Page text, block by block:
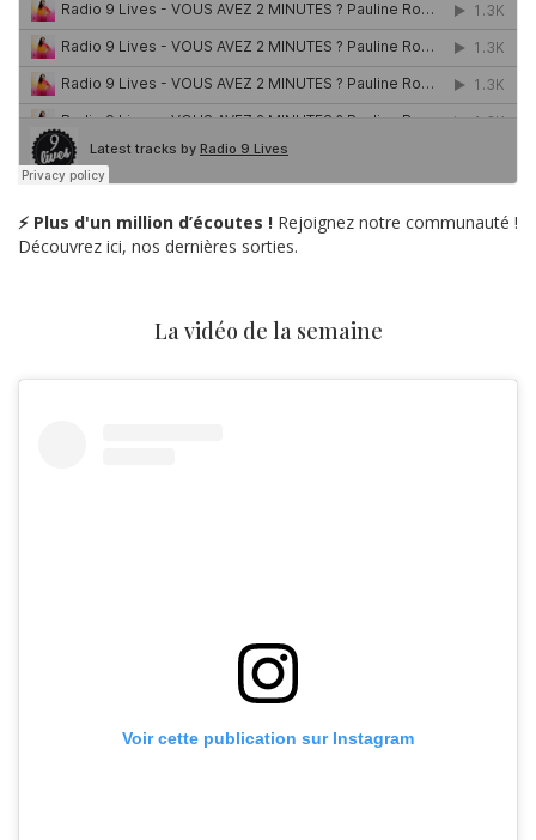
⚡ Plus d'un million d’écoutes ! Rejoignez notre communauté !
Découvrez ici, nos dernières sorties.
La vidéo de la semaine
Voir cette publication sur Instagram